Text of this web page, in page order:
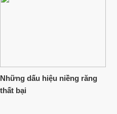
Những dấu hiệu niềng răng
thất bại